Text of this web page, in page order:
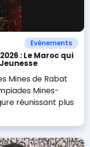
Evénements
: Le Maroc qui
Mines de Rabat
Mines-
réunissant plus